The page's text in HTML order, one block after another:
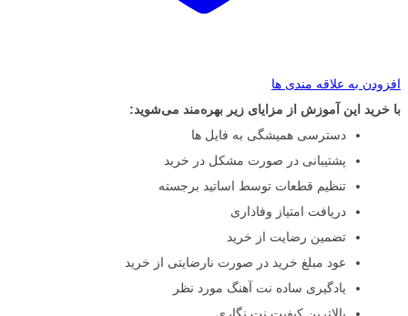
افزودن به علاقه مندی ها
با خرید این آموزش از مزایای زیر بهره‌مند می‌شوید:
دسترسی همیشگی به فایل ها
پشتیبانی در صورت مشکل در خرید
تنظیم قطعات توسط اساتید برجسته
دریافت امتیاز وفاداری
تضمین رضایت از خرید
عود مبلغ خرید در صورت نارضایتی از خرید
یادگیری ساده نت آهنگ مورد نظر